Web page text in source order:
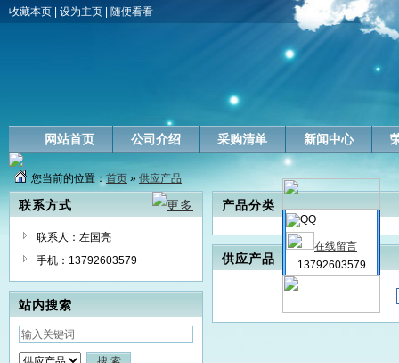
收藏本页 设为主页 随便看看
网站首页 公司介绍 采购清单 新闻中心
您当前的位置：首页 » 供应产品
联系方式
联系人：左国亮
手机：13792603579
站内搜索
产品分类
供应产品
在线留言
13792603579